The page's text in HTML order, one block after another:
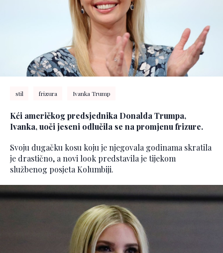
stil frizura Ivanka Trump
Kći američkog predsjednika Donalda Trumpa,
Ivanka, uoči jeseni odlučila se na promjenu frizure.
Svoju dugačku kosu koju je njegovala godinama skratila
je drastično, a novi look predstavila je tijekom
službenog posjeta Kolumbiji.